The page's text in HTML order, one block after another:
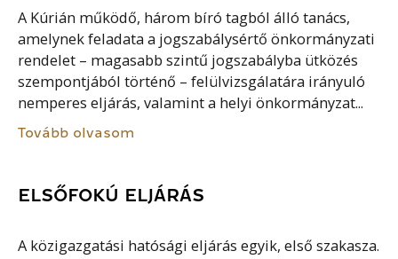
A Kúrián működő, három bíró tagból álló tanács,
amelynek feladata a jogszabálysértő önkormányzati
rendelet – magasabb szintű jogszabályba ütközés
szempontjából történő – felülvizsgálatára irányuló
nemperes eljárás, valamint a helyi önkormányzat...
Tovább olvasom
ELSŐFOKÚ ELJÁRÁS
A közigazgatási hatósági eljárás egyik, első szakasza.